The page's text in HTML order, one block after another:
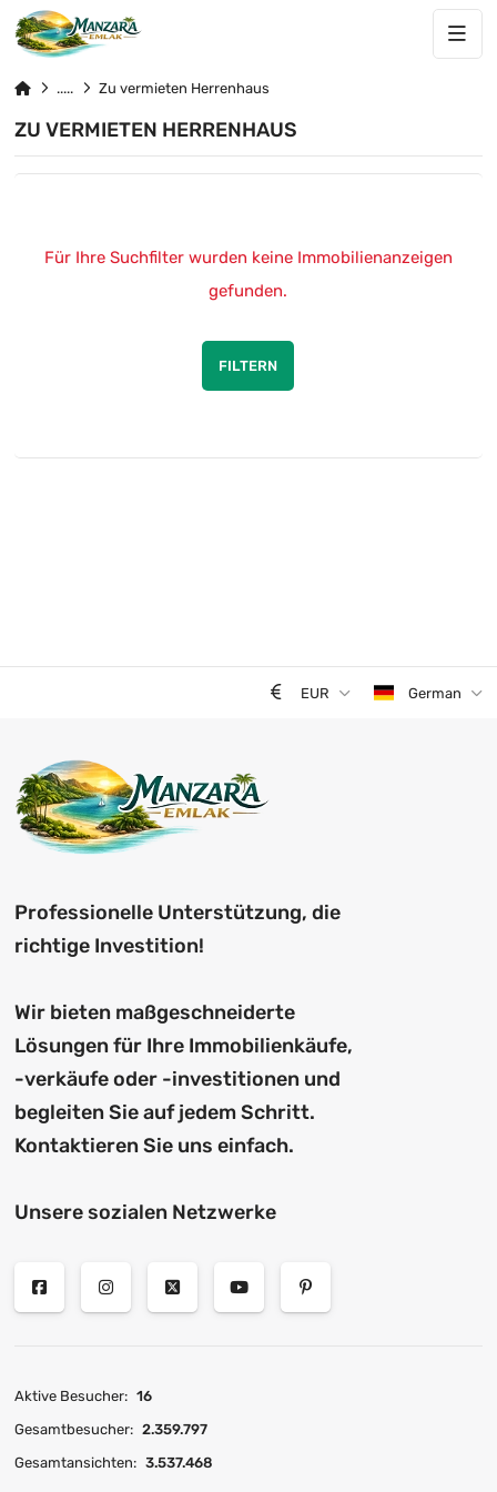
Zu vermieten Herrenhaus
ZU VERMIETEN HERRENHAUS
Für Ihre Suchfilter wurden keine Immobilienanzeigen
gefunden.
FILTERN
EUR German
Professionelle Unterstützung, die
richtige Investition!
Wir bieten maßgeschneiderte
Lösungen für Ihre Immobilienkäufe,
-verkäufe oder -investitionen und
begleiten Sie auf jedem Schritt.
Kontaktieren Sie uns einfach.
Unsere sozialen Netzwerke
Aktive Besucher: 16
Gesamtbesucher: 2.359.797
Gesamtansichten: 3.537.468